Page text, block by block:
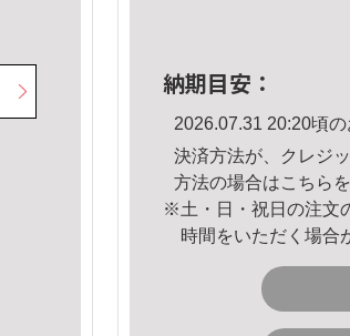
納期目安：
2026.07.31 20:20頃の
決済方法が、クレジ
方法の場合はこちら
※土・日・祝日の注文
時間をいただく場合